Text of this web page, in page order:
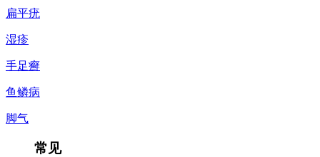
扁平疣
湿疹
手足癣
鱼鳞病
脚气
常见